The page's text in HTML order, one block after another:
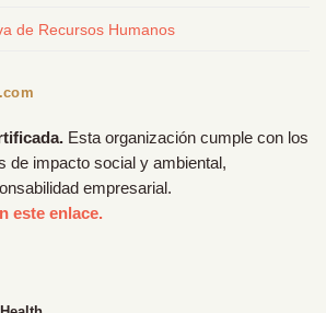
de Recursos Humanos
Esta organización cumple con los
de impacto social y ambiental,
empresarial.
este enlace.